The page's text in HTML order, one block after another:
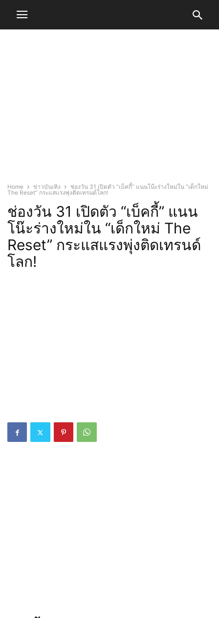
Home ข่าวบันเทิง
ช่องวัน 31 เปิดตัว “เบ็คกี้” แนนโน๊ะร่างใหม่ใน “เด็กใหม่
The Reset” กระแสแรงพุ่งติดเทรนด์โลก!
ช่องวัน 31 เปิดตัว “เบ็คกี้” แนน
โน๊ะร่างใหม่ใน “เด็กใหม่ The
Reset” กระแสแรงพุ่งติดเทรนด์
โลก!